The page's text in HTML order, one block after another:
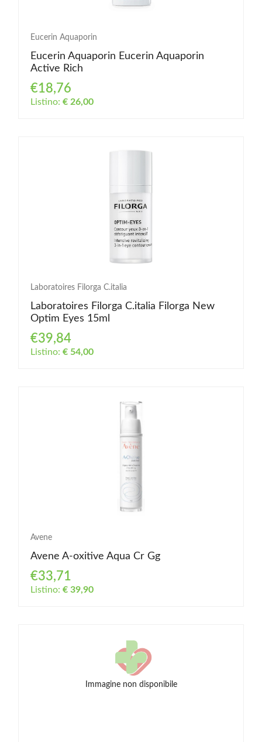
Eucerin Aquaporin
Eucerin Aquaporin Eucerin Aquaporin
Active Rich
€18,76
Listino: € 26,00
Laboratoires Filorga C.italia
Laboratoires Filorga C.italia Filorga New
Optim Eyes 15ml
€39,84
Listino: € 54,00
Avene
Avene A-oxitive Aqua Cr Gg
€33,71
Listino: € 39,90
Immagine non disponibile